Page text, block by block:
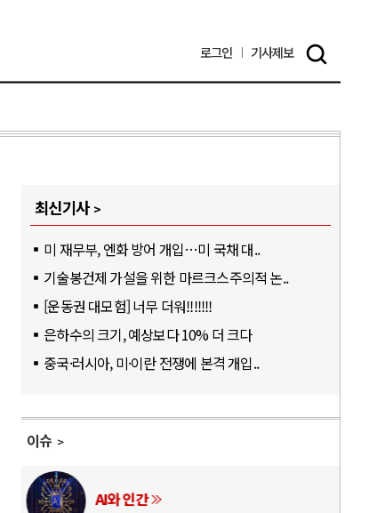
로그인 기사제보
최신기사
미 재무부, 엔화 방어 개입…미 국채 대..
기술봉건제 가설을 위한 마르크스주의적 논..
[운동권 대모험] 너무 더워!!!!!!!
은하수의 크기, 예상보다 10% 더 크다
중국·러시아, 미·이란 전쟁에 본격 개입..
이슈
러시아-우크라이나 전쟁